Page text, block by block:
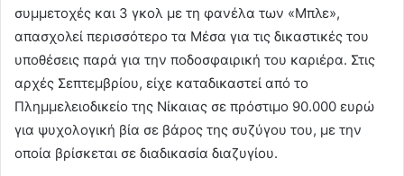
συμμετοχές και 3 γκολ με τη φανέλα των «Μπλε»,
απασχολεί περισσότερο τα Μέσα για τις δικαστικές του
υποθέσεις παρά για την ποδοσφαιρική του καριέρα. Στις
αρχές Σεπτεμβρίου, είχε καταδικαστεί από το
Πλημμελειοδικείο της Νίκαιας σε πρόστιμο 90.000 ευρώ
για ψυχολογική βία σε βάρος της συζύγου του, με την
οποία βρίσκεται σε διαδικασία διαζυγίου.